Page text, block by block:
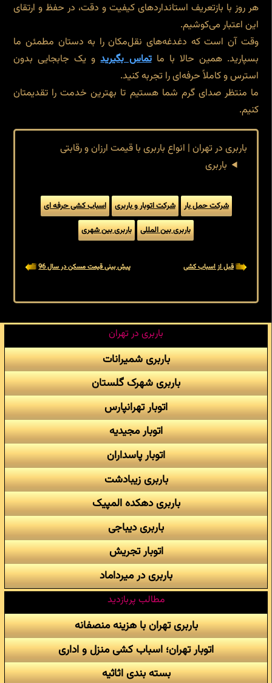
هر روز با بازتعریف استانداردهای کیفیت و دقت، در حفظ و ارتقای
این اعتبار می‌کوشیم.
وقت آن است که دغدغه‌های نقل‌مکان را به دستان مطمئن ما
بسپارید. همین حالا با ماتماس بگیریدو یک جابجایی بدون
استرس و کاملاً حرفه‌ای را تجربه کنید.
ما منتظر صدای گرم شما هستیم تا بهترین خدمت را تقدیمتان
کنیم.
باربری در تهران | انواع باربری با قیمت ارزان و رقابتی
باربری
شرکت حمل بار شرکت اتوبار و باربری
اسباب کشی حرفه ای
باربری بین المللی
باربری بین شهری
قبل از اسباب کشی پیش بینی قیمت مسکن در سال 96
باربری در تهران
باربری شمیرانات
باربری شهرک گلستان
اتوبار تهرانپارس
اتوبار مجیدیه
اتوبار پاسداران
باربری زیبادشت
باربری دهکده المپیک
باربری دیباجی
اتوبار تجریش
باربری در میرداماد
مطالب پربازدید
باربری تهران با هزینه منصفانه
اتوبار تهران؛ اسباب کشی منزل و اداری
بسته بندی اثاثیه